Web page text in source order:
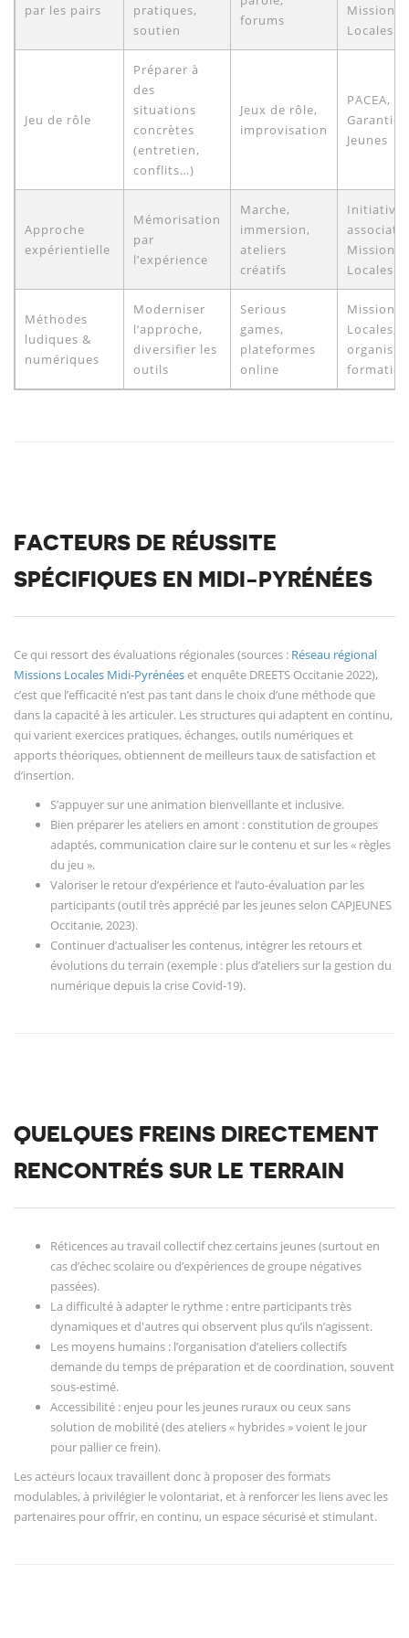
par les pairs
pratiques,
soutien
forums
Missions
Locales
Jeu de rôle
Préparer à
des
situations
concrètes
(entretien,
conflits…)
Jeux de rôle,
improvisation
PACEA,
Garantie
Jeunes
Approche
expérientielle
Mémorisation
par
l’expérience
Marche,
immersion,
ateliers
créatifs
Initiatives
Missions
Locales
Méthodes
ludiques &
numériques
Moderniser
l’approche,
diversifier les
outils
Serious
games,
plateformes
online
Missions
Locales,
formation
FACTEURS DE RÉUSSITE
SPÉCIFIQUES EN MIDI-PYRÉNÉES
Ce qui ressort des évaluations régionales (sources : Réseau régional
Missions Locales Midi-Pyrénéeset enquête DREETS Occitanie 2022),
c’est que l’efficacité n’est pas tant dans le choix d’une méthode que
dans la capacité à les articuler. Les structures qui adaptent en continu,
qui varient exercices pratiques, échanges, outils numériques et
apports théoriques, obtiennent de meilleurs taux de satisfaction et
d’insertion.
S’appuyer sur une animation bienveillante et inclusive.
Bien préparer les ateliers en amont : constitution de groupes
adaptés, communication claire sur le contenu et sur les « règles
du jeu ».
Valoriser le retour d’expérience et l’auto-évaluation par les
participants (outil très apprécié par les jeunes selon CAPJEUNES
Occitanie, 2023).
Continuer d’actualiser les contenus, intégrer les retours et
évolutions du terrain (exemple : plus d’ateliers sur la gestion du
numérique depuis la crise Covid-19).
QUELQUES FREINS DIRECTEMENT
RENCONTRÉS SUR LE TERRAIN
Réticences au travail collectif chez certains jeunes (surtout en
cas d’échec scolaire ou d’expériences de groupe négatives
passées).
La difficulté à adapter le rythme : entre participants très
dynamiques et d'autres qui observent plus qu’ils n’agissent.
Les moyens humains : l’organisation d’ateliers collectifs
demande du temps de préparation et de coordination, souvent
sous-estimé.
Accessibilité : enjeu pour les jeunes ruraux ou ceux sans
solution de mobilité (des ateliers « hybrides » voient le jour
pour pallier ce frein).
Les acteurs locaux travaillent donc à proposer des formats
modulables, à privilégier le volontariat, et à renforcer les liens avec les
partenaires pour offrir, en continu, un espace sécurisé et stimulant.